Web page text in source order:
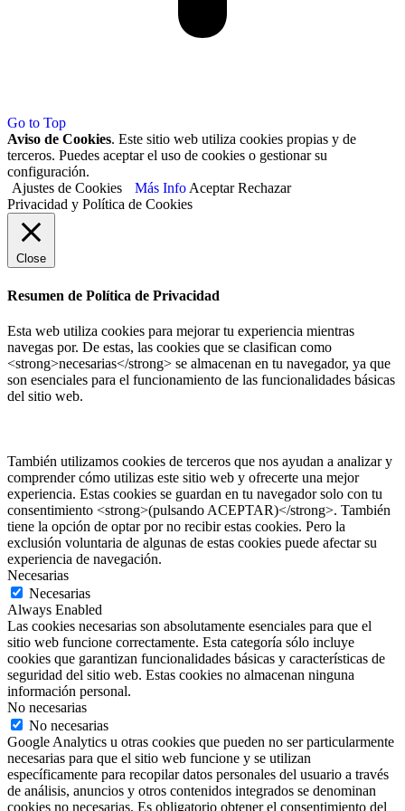
Go to Top
Aviso de Cookies. Este sitio web utiliza cookies propias y de
terceros. Puedes aceptar el uso de cookies o gestionar su
configuración.
Ajustes de Cookies
Más Info Aceptar Rechazar
Privacidad y Política de Cookies
Close
Resumen de Política de Privacidad
Esta web utiliza cookies para mejorar tu experiencia mientras
navegas por. De estas, las cookies que se clasifican como
<strong>necesarias</strong> se almacenan en tu navegador, ya que
son esenciales para el funcionamiento de las funcionalidades básicas
del sitio web.
También utilizamos cookies de terceros que nos ayudan a analizar y
comprender cómo utilizas este sitio web y ofrecerte una mejor
experiencia. Estas cookies se guardan en tu navegador solo con tu
consentimiento <strong>(pulsando ACEPTAR)</strong>. También
tiene la opción de optar por no recibir estas cookies. Pero la
exclusión voluntaria de algunas de estas cookies puede afectar su
experiencia de navegación.
Necesarias
Necesarias
Always Enabled
Las cookies necesarias son absolutamente esenciales para que el
sitio web funcione correctamente. Esta categoría sólo incluye
cookies que garantizan funcionalidades básicas y características de
seguridad del sitio web. Estas cookies no almacenan ninguna
información personal.
No necesarias
No necesarias
Google Analytics u otras cookies que pueden no ser particularmente
necesarias para que el sitio web funcione y se utilizan
específicamente para recopilar datos personales del usuario a través
de análisis, anuncios y otros contenidos integrados se denominan
cookies no necesarias. Es obligatorio obtener el consentimiento del